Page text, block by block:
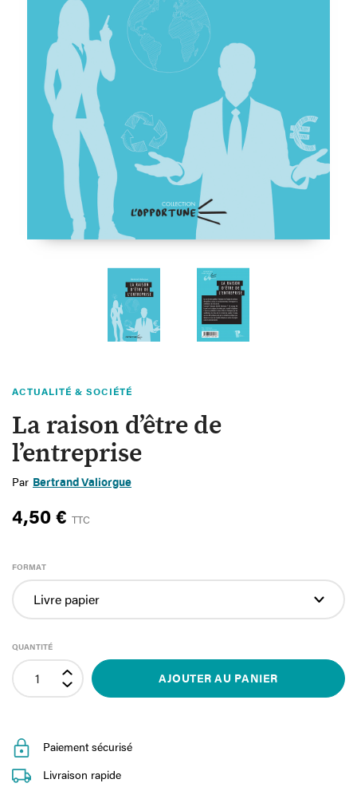
ACTUALITÉ & SOCIÉTÉ
La raison d’être de
l’entreprise
Par Bertrand Valiorgue
4,50 € TTC
FORMAT
QUANTITÉ
AJOUTER AU PANIER
Paiement sécurisé
Livraison rapide